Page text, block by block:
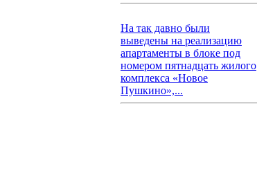
На так давно были
выведены на реализацию
апартаменты в блоке под
номером пятнадцать жилого
комплекса «Новое
Пушкино»,...